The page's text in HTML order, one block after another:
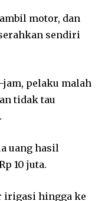
motor, dan
sendiri
pelaku malah
tidak tau
uang hasil
10 juta.
irigasi hingga ke